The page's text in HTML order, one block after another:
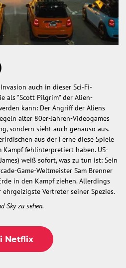
auch in dieser Sci-Fi-
als "Scott Pilgrim" der Alien-
kann: Der Angriff der Aliens
alter 80er-Jahren-Videogames
sondern sieht auch genauso aus.
aus der Ferne diese Spiele
Kampf fehlinterpretiert haben. US-
weiß sofort, was zu tun ist: Sein
Game-Weltmeister Sam Brenner
in den Kampf ziehen. Allerdings
Vertreter seiner Spezies.
Sky zu sehen.
Netflix